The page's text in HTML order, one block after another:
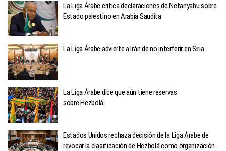
La Liga Árabe critica declaraciones de Netanyahu sobre
Estado palestino en Arabia Saudita
La Liga Árabe advierte a Irán de no interferir en Siria
La Liga Árabe dice que aún tiene reservas
sobre Hezbolá
Estados Unidos rechaza decisión de la Liga Árabe de
revocar la clasificación de Hezbolá como organización